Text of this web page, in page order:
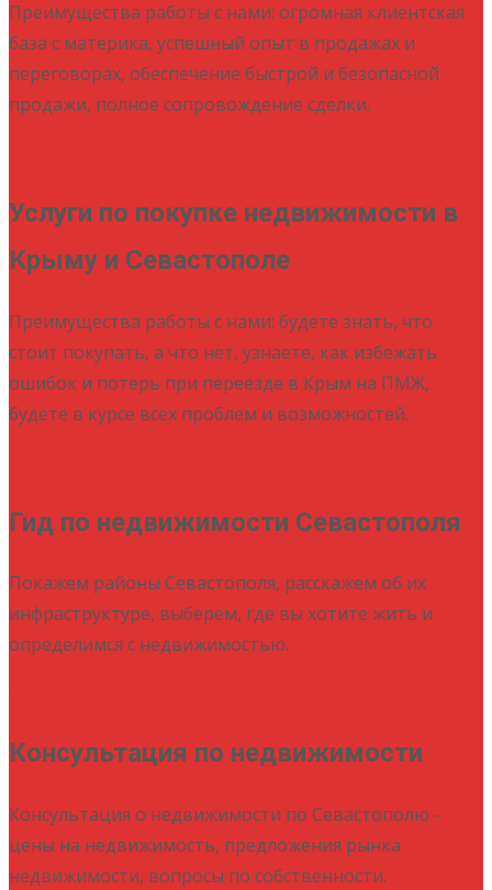
Преимущества работы с нами: огромная клиентская
база с материка, успешный опыт в продажах и
переговорах, обеспечение быстрой и безопасной
продажи, полное сопровождение сделки.
Услуги по покупке недвижимости в
Крыму и Севастополе
Преимущества работы с нами: будете знать, что
стоит покупать, а что нет, узнаете, как избежать
ошибок и потерь при переезде в Крым на ПМЖ,
будете в курсе всех проблем и возможностей.
Гид по недвижимости Севастополя
Покажем районы Севастополя, расскажем об их
инфраструктуре, выберем, где вы хотите жить и
определимся с недвижимостью.
Консультация по недвижимости
Консультация о недвижимости по Севастополю -
цены на недвижимость, предложения рынка
недвижимости, вопросы по собственности.